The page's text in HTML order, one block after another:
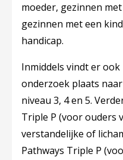
moeder, gezinnen
gezinnen met een
handicap.
Inmiddels vindt er
onderzoek plaats
niveau 3, 4 en 5.
Triple P (voor ouders
verstandelijke of
Pathways Triple P